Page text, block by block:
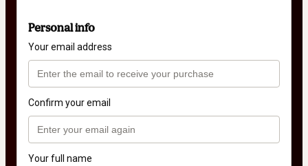
Personal info
Your email address
Confirm your email
Your full name